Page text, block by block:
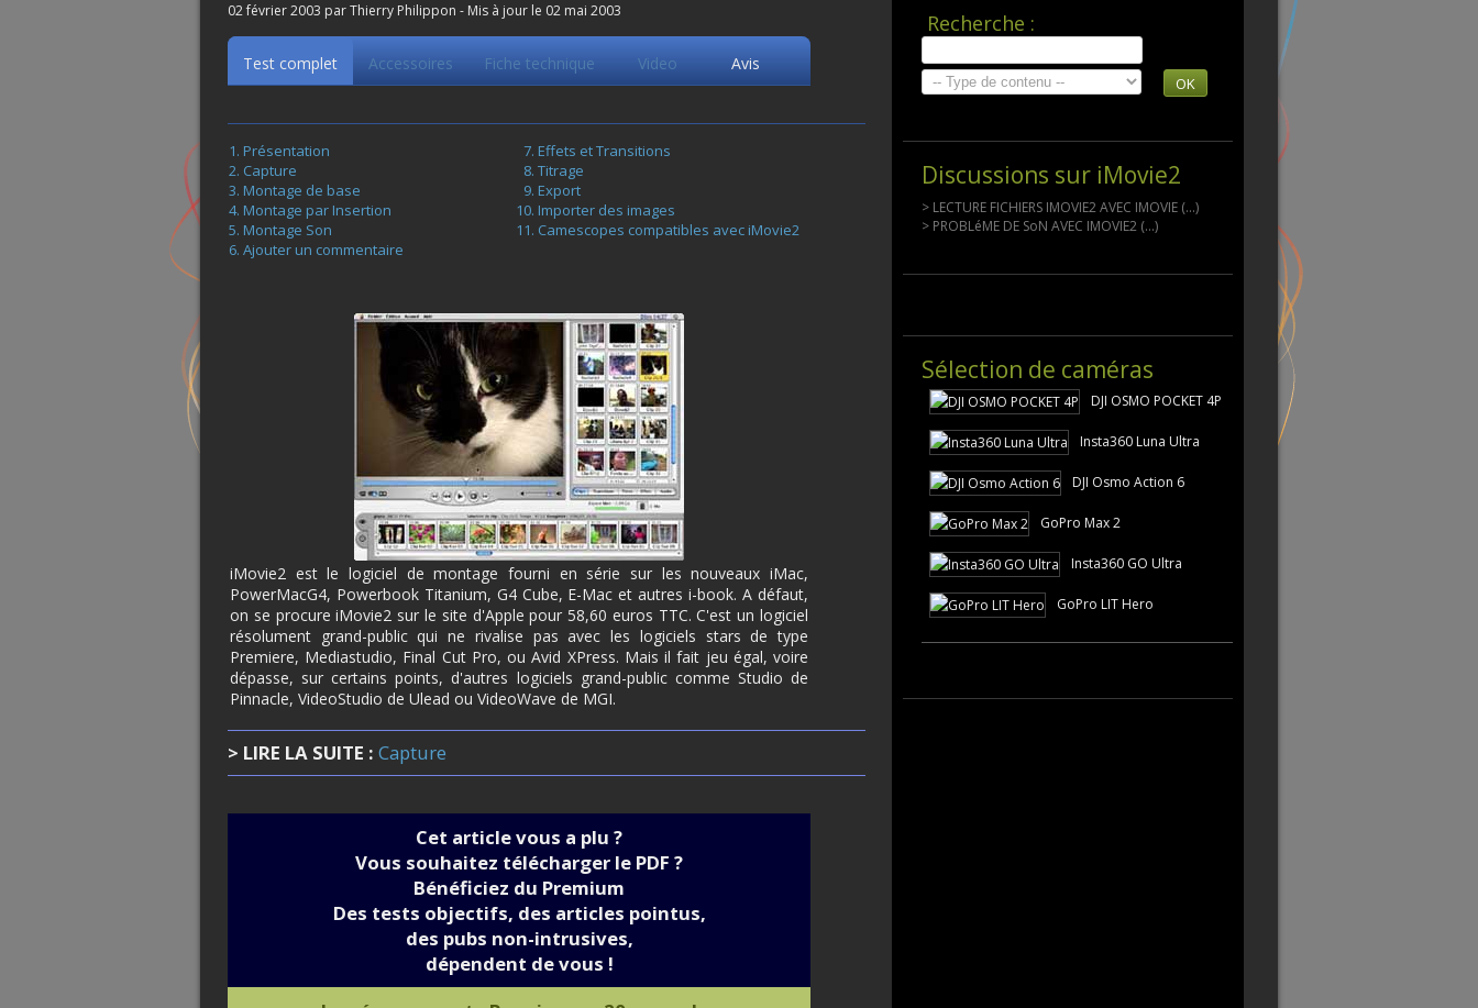
02 février 2003 par Thierry Philippon - Mis à jour le 02 mai 2003
Test complet Accessoires Fiche technique Video Avis
Présentation
Capture
Montage de base
Montage par Insertion
Montage Son
Ajouter un commentaire
Effets et Transitions
Titrage
Export
Importer des images
Camescopes compatibles avec iMovie2
iMovie2 est le logiciel de montage fourni en série sur les nouveaux iMac,
PowerMacG4, Powerbook Titanium, G4 Cube, E-Mac et autres i-book. A défaut,
on se procure iMovie2 sur le site d'Apple pour 58,60 euros TTC. C'est un logiciel
résolument grand-public qui ne rivalise pas avec les logiciels stars de type
Premiere, Mediastudio, Final Cut Pro, ou Avid XPress. Mais il fait jeu égal, voire
dépasse, sur certains points, d'autres logiciels grand-public comme Studio de
Pinnacle, VideoStudio de Ulead ou VideoWave de MGI.
> LIRE LA SUITE : Capture
Cet article vous a plu ?
Vous souhaitez télécharger le PDF ?
Bénéficiez du Premium
Des tests objectifs, des articles pointus,
des pubs non-intrusives,
dépendent de vous !
Recherche :
OK
Discussions sur iMovie2
> LECTURE FICHIERS IMOVIE2 AVEC IMOVIE (...)
> PROBLéME DE SoN AVEC IMOVIE2 (...)
Sélection de caméras
DJI OSMO POCKET 4P
Insta360 Luna Ultra
DJI Osmo Action 6
GoPro Max 2
Insta360 GO Ultra
GoPro LIT Hero